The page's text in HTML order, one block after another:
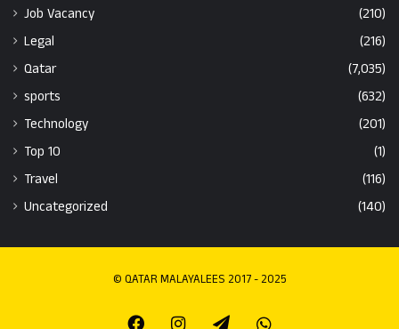
Job Vacancy
(210)
Legal
(216)
Qatar
(7,035)
sports
(632)
Technology
(201)
Top 10
(1)
Travel
(116)
Uncategorized
(140)
© QATAR MALAYALEES 2017 - 2025
FacebookInstagramTelegramWhatsapp